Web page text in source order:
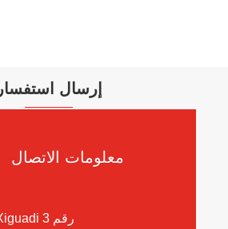
إرسال استفسار
معلومات الاتصال